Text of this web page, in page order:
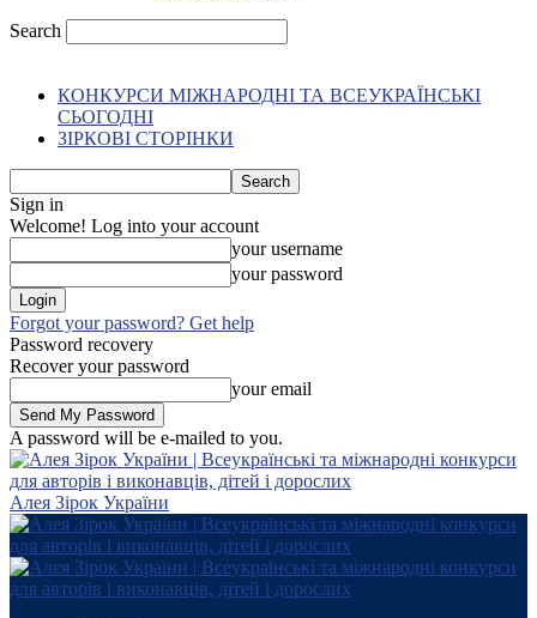
Search
КОНКУРСИ МІЖНАРОДНІ ТА ВСЕУКРАЇНСЬКІ
СЬОГОДНІ
ЗІРКОВІ СТОРІНКИ
Sign in
Welcome! Log into your account
your username
your password
Forgot your password? Get help
Password recovery
Recover your password
your email
A password will be e-mailed to you.
Алея Зірок України